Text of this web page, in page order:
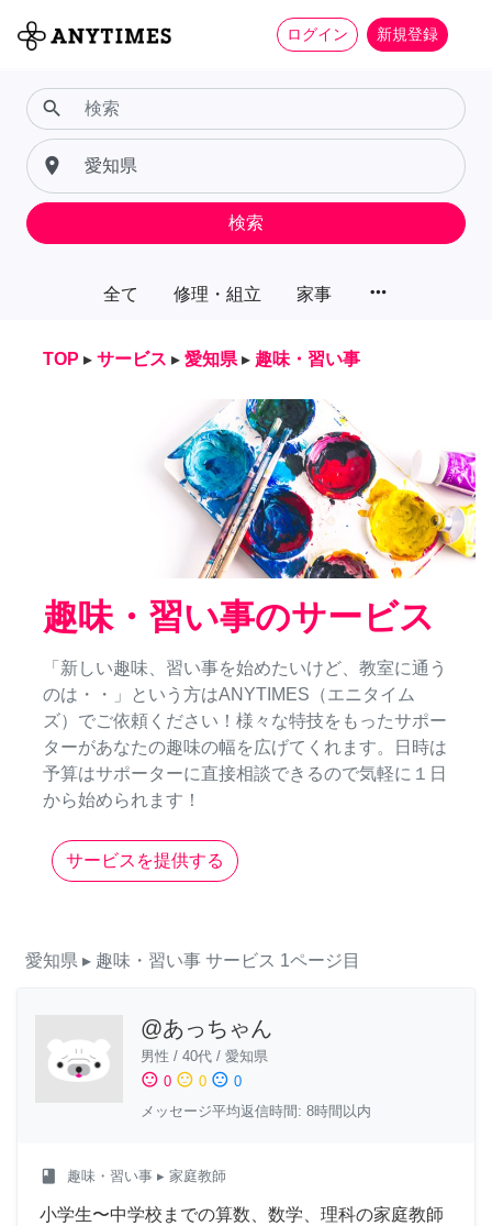
ログイン 新規登録
全て 修理・組立 家事 more_horiz
search
place
検索
TOP ▸ サービス ▸ 愛知県 ▸ 趣味・習い事
趣味・習い事のサービス
「新しい趣味、習い事を始めたいけど、教室に通う
のは・・」という方はANYTIMES（エニタイム
ズ）でご依頼ください！様々な特技をもったサポー
ターがあなたの趣味の幅を広げてくれます。日時は
予算はサポーターに直接相談できるので気軽に１日
から始められます！
サービスを提供する
愛知県 ▸ 趣味・習い事 サービス 1ページ目
@あっちゃん
男性 / 40代 / 愛知県
sentiment_satisfied 0 sentiment_neutral 0 sentiment_dissatisfied 0
メッセージ平均返信時間: 8時間以内
class 趣味・習い事 ▸ 家庭教師
小学生〜中学校までの算数、数学、理科の家庭教師